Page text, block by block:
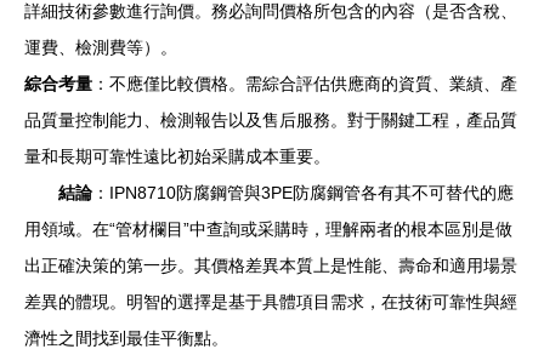
詳細技術參數進行詢價。務必詢問價格所包含的內容（是否含稅、
運費、檢測費等）。
綜合考量 ：不應僅比較價格。需綜合評估供應商的資質、業績、產
品質量控制能力、檢測報告以及售后服務。對于關鍵工程，產品質
量和長期可靠性遠比初始采購成本重要。
結論 ：IPN8710防腐鋼管與3PE防腐鋼管各有其不可替代的應
用領域。在“管材欄目”中查詢或采購時，理解兩者的根本區別是做
出正確決策的第一步。其價格差異本質上是性能、壽命和適用場景
差異的體現。明智的選擇是基于具體項目需求，在技術可靠性與經
濟性之間找到最佳平衡點。